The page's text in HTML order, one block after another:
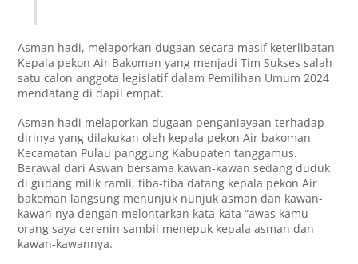
Asman hadi, melaporkan dugaan secara masif keterlibatan
Kepala pekon Air Bakoman yang menjadi Tim Sukses salah
satu calon anggota legislatif dalam Pemilihan Umum 2024
mendatang di dapil empat.
Asman hadi melaporkan dugaan penganiayaan terhadap
dirinya yang dilakukan oleh kepala pekon Air bakoman
Kecamatan Pulau panggung Kabupaten tanggamus.
Berawal dari Aswan bersama kawan-kawan sedang duduk
di gudang milik ramli, tiba-tiba datang kepala pekon Air
bakoman langsung menunjuk nunjuk asman dan kawan-
kawan nya dengan melontarkan kata-kata “awas kamu
orang saya cerenin sambil menepuk kepala asman dan
kawan-kawannya.